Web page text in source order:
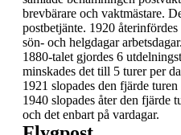
brevbärare och vaktmästare.
postbetjänte. 1920
sön- och helgdagar arbetsdagar.
1880-talet gjordes 6
minskades det till 5 turer per
1921 slopades den fjärde turen
1940 slopades åter den fjärde
och det enbart på vardagar.